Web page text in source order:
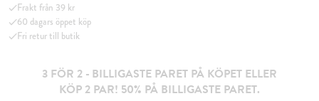
Frakt från 39 kr
60 dagars öppet köp
Fri retur till butik
3 FÖR 2 - BILLIGASTE PARET PÅ KÖPET ELLER
KÖP 2 PAR! 50% PÅ BILLIGASTE PARET.